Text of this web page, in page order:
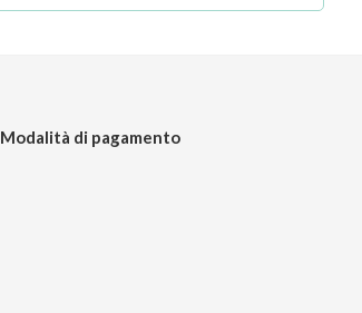
Modalità di pagamento